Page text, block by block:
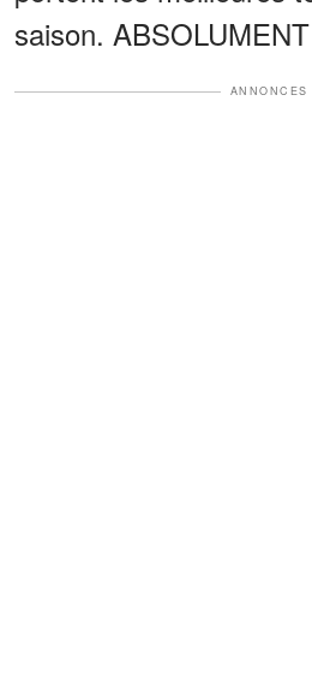
saison.
ANNONCES